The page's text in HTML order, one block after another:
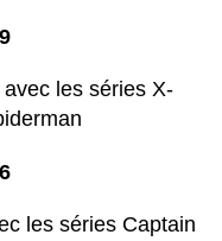
les séries X-
les séries Captain